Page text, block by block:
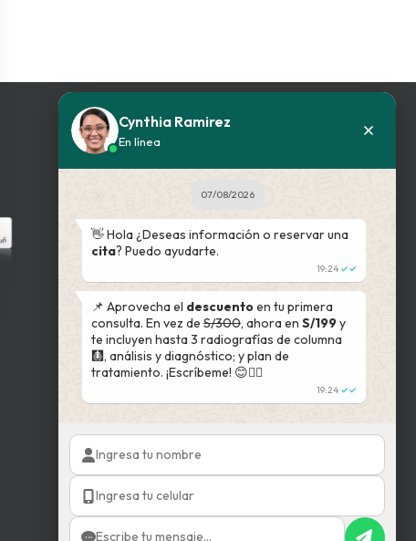
BUSCADOR WEB
Ingrese su patología
Cynthia Ramirez
En línea
07/08/2026
👋 Hola ¿Deseas información o reservar una
cita? Puedo ayudarte.
19:24 ✓✓
📌 Aprovecha el descuentoen tu primera
consulta. En vez de S/300, ahora en S/199y
te incluyen hasta 3 radiografías de columna
🩻, análisis y diagnóstico; y plan de
tratamiento. ¡Escríbeme! 😊👇🏻
19:24 ✓✓